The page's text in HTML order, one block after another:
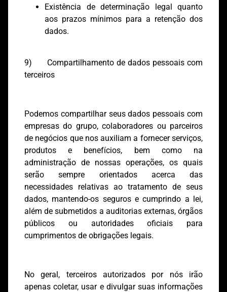
Existência de determinação legal quanto
aos prazos mínimos para a retenção dos
dados.
9) Compartilhamento de dados pessoais com
terceiros
Podemos compartilhar seus dados pessoais com
empresas do grupo, colaboradores ou parceiros
de negócios que nos auxiliam a fornecer serviços,
produtos e benefícios, bem como na
administração de nossas operações, os quais
serão sempre orientados acerca das
necessidades relativas ao tratamento de seus
dados, mantendo-os seguros e cumprindo a lei,
além de submetidos a auditorias externas, órgãos
públicos ou autoridades oficiais para
cumprimentos de obrigações legais.
No geral, terceiros autorizados por nós irão
apenas coletar, usar e divulgar suas informações